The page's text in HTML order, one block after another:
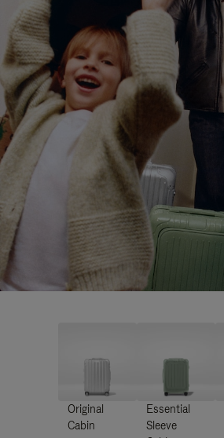
Original
Cabin
Essential
Sleeve